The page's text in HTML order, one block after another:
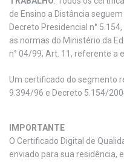
de Ensino a Distância
Decreto Presidencial n°
as normas do Ministério da
n° 04/99, Art. 11, referente a
Um certificado do segmento
9.394/96 e Decreto 5.154/
IMPORTANTE
O Certificado Digital de
enviado para sua residência,